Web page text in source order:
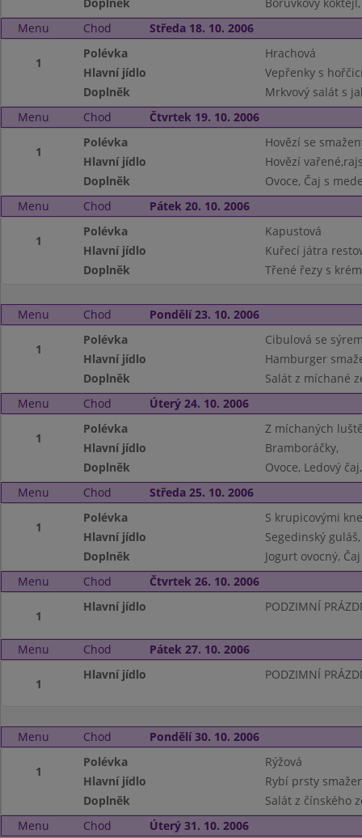
Menu
Chod Středa 18. 10. 2006
1
Polévka
Hrachová
Hlavní jídlo
Vepřenky s
Doplněk
Mrkvový salát s
Menu
Chod Čtvrtek 19. 10. 2006
1
Polévka
Hovězí se
Hlavní jídlo
Hovězí
Doplněk
Ovoce, Čaj s
Menu
Chod Pátek 20. 10. 2006
1
Polévka
Kapustová
Hlavní jídlo
Kuřecí játra
Doplněk
Třené řezy s
Menu Chod Pondělí 23. 10. 2006
1
Polévka
Cibulová se
Hlavní jídlo
Hamburger
Doplněk
Salát z míchané
Menu
Chod Úterý 24. 10. 2006
1
Polévka
Z míchaných
Hlavní jídlo
Bramboráčky,
Doplněk
Ovoce, Ledový
Menu
Chod Středa 25. 10. 2006
1
Polévka
S krupicovými
Hlavní jídlo
Segedinský
Doplněk
Jogurt ovocný,
Menu
Chod Čtvrtek 26. 10. 2006
1
Hlavní jídlo PODZIMNÍ
Menu Chod Pátek 27. 10. 2006
1
Hlavní jídlo PODZIMNÍ
Menu Chod Pondělí 30. 10. 2006
1
Polévka
Rýžová
Hlavní jídlo
Rybí prsty
Doplněk
Salát z čínského
Menu
Chod Úterý 31. 10. 2006